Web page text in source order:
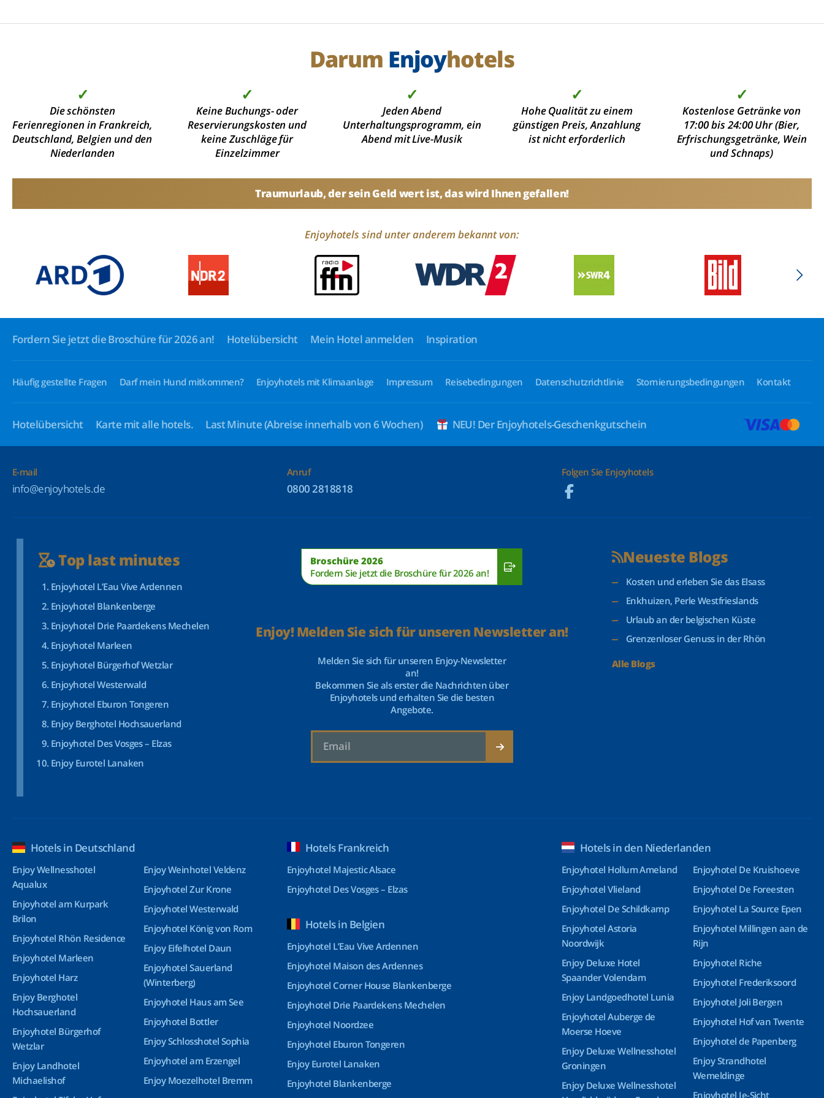
Darum Enjoyhotels
✓
Die schönsten
Ferienregionen in Frankreich,
Deutschland, Belgien und den
Niederlanden
✓
Keine Buchungs- oder
Reservierungskosten und
keine Zuschläge für
Einzelzimmer
✓
Jeden Abend
Unterhaltungsprogramm, ein
Abend mit Live-Musik
✓
Hohe Qualität zu einem
günstigen Preis, Anzahlung
ist nicht erforderlich
✓
Kostenlose Getränke von
17:00 bis 24:00 Uhr (Bier,
Erfrischungsgetränke, Wein
und Schnaps)
Traumurlaub, der sein Geld wert ist, das wird Ihnen gefallen!
Enjoyhotels sind unter anderem bekannt von:
Fordern Sie jetzt die Broschüre für 2026 an! Hotelübersicht Mein Hotel anmelden Inspiration
Häufig gestellte Fragen Darf mein Hund mitkommen? Enjoyhotels mit Klimaanlage Impressum Reisebedingungen Datenschutzrichtlinie Stornierungsbedingungen Kontakt
Hotelübersicht Karte mit alle hotels. Last Minute(Abreise innerhalb von 6 Wochen) NEU! Der Enjoyhotels-Geschenkgutschein
E-mail
info@enjoyhotels.de
Anruf
0800 2818818
Folgen Sie Enjoyhotels
Top last minutes
Enjoyhotel L’Eau Vive Ardennen
Enjoyhotel Blankenberge
Enjoyhotel Drie Paardekens Mechelen
Enjoyhotel Marleen
Enjoyhotel Bürgerhof Wetzlar
Enjoyhotel Westerwald
Enjoyhotel Eburon Tongeren
Enjoy Berghotel Hochsauerland
Enjoyhotel Des Vosges – Elzas
Enjoy Eurotel Lanaken
Broschüre 2026
Fordern Sie jetzt die Broschüre für 2026 an!
Enjoy! Melden Sie sich für unseren Newsletter an!
Melden Sie sich für unseren Enjoy-Newsletter
an!
Bekommen Sie als erster die Nachrichten über
Enjoyhotels und erhalten Sie die besten
Angebote.
Neueste Blogs
Kosten und erleben Sie das Elsass
Enkhuizen, Perle Westfrieslands
Urlaub an der belgischen Küste
Grenzenloser Genuss in der Rhön
Alle Blogs
Hotels in Deutschland
Enjoy Wellnesshotel
Aqualux
Enjoyhotel am Kurpark
Brilon
Enjoyhotel Rhön Residence
Enjoyhotel Marleen
Enjoyhotel Harz
Enjoy Berghotel
Hochsauerland
Enjoyhotel Bürgerhof
Wetzlar
Enjoy Landhotel
Michaelishof
Enjoy Weinhotel Veldenz
Enjoyhotel Zur Krone
Enjoyhotel Westerwald
Enjoyhotel König von Rom
Enjoy Eifelhotel Daun
Enjoyhotel Sauerland
(Winterberg)
Enjoyhotel Haus am See
Enjoyhotel Bottler
Enjoy Schlosshotel Sophia
Enjoyhotel am Erzengel
Enjoy Moezelhotel Bremm
Hotels Frankreich
Enjoyhotel Majestic Alsace
Enjoyhotel Des Vosges – Elzas
Hotels in Belgien
Enjoyhotel L’Eau Vive Ardennen
Enjoyhotel Maison des Ardennes
Enjoyhotel Corner House Blankenberge
Enjoyhotel Drie Paardekens Mechelen
Enjoyhotel Noordzee
Enjoyhotel Eburon Tongeren
Enjoy Eurotel Lanaken
Enjoyhotel Blankenberge
Hotels in den Niederlanden
Enjoyhotel Hollum Ameland
Enjoyhotel Vlieland
Enjoyhotel De Schildkamp
Enjoyhotel Astoria
Noordwijk
Enjoy Deluxe Hotel
Spaander Volendam
Enjoy Landgoedhotel Lunia
Enjoyhotel Auberge de
Moerse Hoeve
Enjoy Deluxe Wellnesshotel
Groningen
Enjoy Deluxe Wellnesshotel
Enjoyhotel De Kruishoeve
Enjoyhotel De Foreesten
Enjoyhotel La Source Epen
Enjoyhotel Millingen aan de
Rijn
Enjoyhotel Riche
Enjoyhotel Frederiksoord
Enjoyhotel Joli Bergen
Enjoyhotel Hof van Twente
Enjoyhotel de Papenberg
Enjoy Strandhotel
Wemeldinge
Enjoyhotel Ie-Sicht